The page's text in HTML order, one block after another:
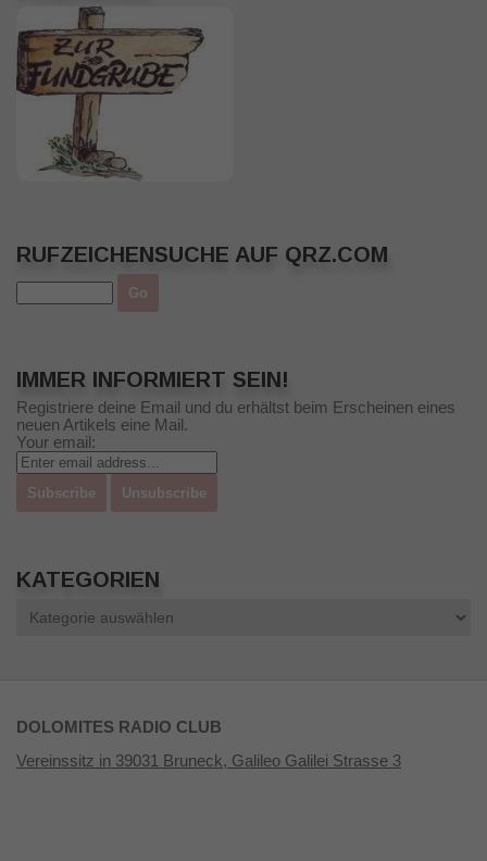
RUFZEICHENSUCHE AUF QRZ.COM
IMMER INFORMIERT SEIN!
Registriere deine Email und du erhältst beim Erscheinen eines
neuen Artikels eine Mail.
Your email:
KATEGORIEN
DOLOMITES RADIO CLUB
Vereinssitz in 39031 Bruneck, Galileo Galilei Strasse 3